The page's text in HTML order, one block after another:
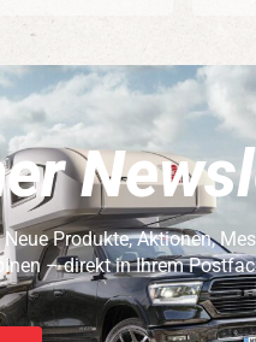
Produkte, Aktionen,
– direkt in Ihrem